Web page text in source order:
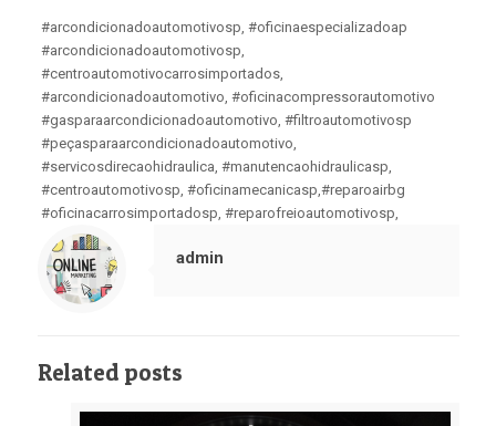
#arcondicionadoautomotivosp, #oficinaespecializadoap
#arcondicionadoautomotivosp,
#centroautomotivocarrosimportados,
#arcondicionadoautomotivo, #oficinacompressorautomotivo
#gasparaarcondicionadoautomotivo, #filtroautomotivosp
#peçasparaarcondicionadoautomotivo,
#servicosdirecaohidraulica, #manutencaohidraulicasp,
#centroautomotivosp, #oficinamecanicasp,#reparoairbg
#oficinacarrosimportadosp, #reparofreioautomotivosp,
admin
Related posts